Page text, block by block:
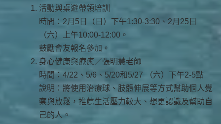
活動與桌遊帶領培訓
時間：2月5日（日）下午1:30-3:30、2月25日
（六）上午10:00-12:00。
鼓勵會友報名參加。
身心健康與療癒／張明慧老師
時間：4/22、5/6、5/20和5/27 （六）下午2-5點
說明：將使用治療球、肢體伸展等方式幫助個人覺
察與放鬆，推薦生活壓力較大、想更認識及幫助自
己的人。